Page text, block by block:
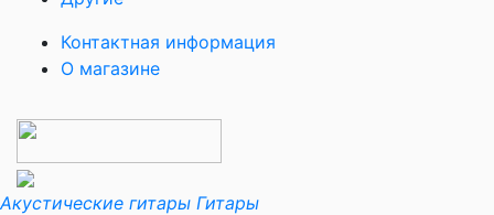
Контактная информация
О магазине
Акустические гитары Гитары